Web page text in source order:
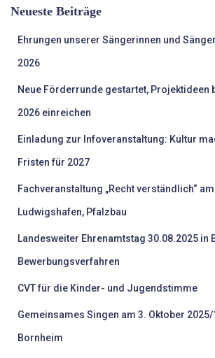
n
Neueste Beiträge
Ehrungen unserer Sängerinnen und
2026
Neue Förderrunde gestartet, Projektideen
2026 einreichen
Einladung zur Infoveranstaltung: Kultur
Fristen für 2027
Fachveranstaltung „Recht verständlich“
Ludwigshafen, Pfalzbau
Landesweiter Ehrenamtstag 30.08.2025 in
Bewerbungsverfahren
CVT für die Kinder- und Jugendstimme
Gemeinsames Singen am 3. Oktober 2025/
Bornheim